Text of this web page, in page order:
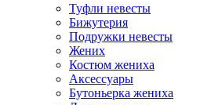
Туфли невесты
Бижутерия
Подружки невесты
Жених
Костюм жениха
Аксессуары
Бутоньерка жениха